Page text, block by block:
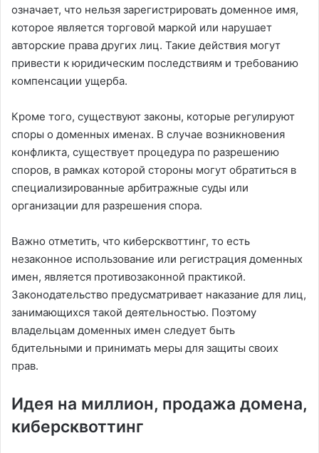
означает, что нельзя зарегистрировать доменное имя,
которое является торговой маркой или нарушает
авторские права других лиц. Такие действия могут
привести к юридическим последствиям и требованию
компенсации ущерба.
Кроме того, существуют законы, которые регулируют
споры о доменных именах. В случае возникновения
конфликта, существует процедура по разрешению
споров, в рамках которой стороны могут обратиться в
специализированные арбитражные суды или
организации для разрешения спора.
Важно отметить, что киберсквоттинг, то есть
незаконное использование или регистрация доменных
имен, является противозаконной практикой.
Законодательство предусматривает наказание для лиц,
занимающихся такой деятельностью. Поэтому
владельцам доменных имен следует быть
бдительными и принимать меры для защиты своих
прав.
Идея на миллион, продажа домена,
киберсквоттинг